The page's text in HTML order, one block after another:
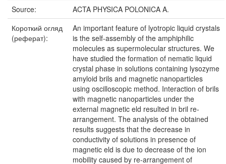
Source:
ACTA PHYSICA POLONICA A.
Короткий огляд
(реферат):
An important feature of lyotropic liquid crystals
is the self-assembly of the amphiphilic
molecules as supermolecular structures. We
have studied the formation of nematic liquid
crystal phase in solutions containing lysozyme
amyloid brils and magnetic nanoparticles
using oscilloscopic method. Interaction of brils
with magnetic nanoparticles under the
external magnetic eld resulted in bril re-
arrangement. The analysis of the obtained
results suggests that the decrease in
conductivity of solutions in presence of
magnetic eld is due to decrease of the ion
mobility caused by re-arrangement of